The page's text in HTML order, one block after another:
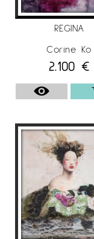
KoenEspai
REGINA
Corine Ko
2.100 €